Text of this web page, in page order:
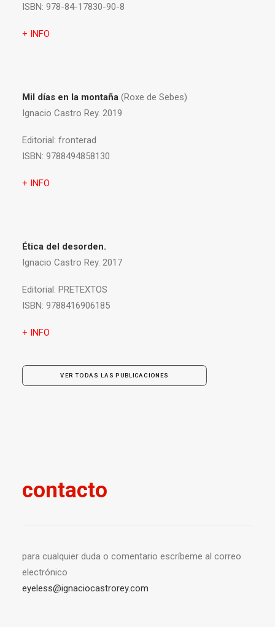
ISBN: 978-84-17830-90-8
+ INFO
Mil días en la montaña (Roxe de Sebes)
Ignacio Castro Rey. 2019
Editorial: fronterad
ISBN: 9788494858130
+ INFO
Ética del desorden.
Ignacio Castro Rey. 2017
Editorial: PRETEXTOS
ISBN: 9788416906185
+ INFO
VER TODAS LAS PUBLICACIONES
contacto
para cualquier duda o comentario escríbeme al correo
electrónico
eyeless@ignaciocastrorey.com